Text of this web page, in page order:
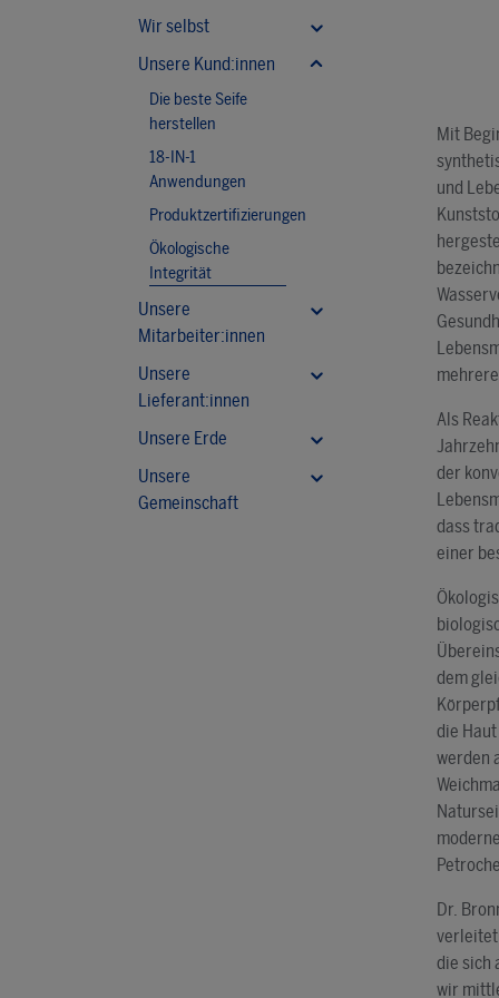
Wir selbst
Unsere Kund:innen
Die beste Seife
herstellen
18-IN-1
Anwendungen
Produktzertifizierungen
Ökologische
Integrität
Unsere
Mitarbeiter:innen
Unsere
Lieferant:innen
Unsere Erde
Unsere
Gemeinschaft
Mit
und
Als
der
dass
einer
dem
die
werden
Dr.
verleitet
die sich
wir